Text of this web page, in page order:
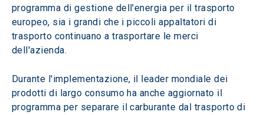
programma di gestione dell'energia per il trasporto
europeo, sia i grandi che i piccoli appaltatori di
trasporto continuano a trasportare le merci
dell'azienda.
Durante l'implementazione, il leader mondiale dei
prodotti di largo consumo ha anche aggiornato il
programma per separare il carburante dal trasporto di